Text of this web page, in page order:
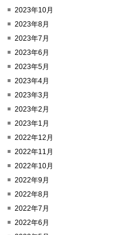
2023年10月
2023年8月
2023年7月
2023年6月
2023年5月
2023年4月
2023年3月
2023年2月
2023年1月
2022年12月
2022年11月
2022年10月
2022年9月
2022年8月
2022年7月
2022年6月